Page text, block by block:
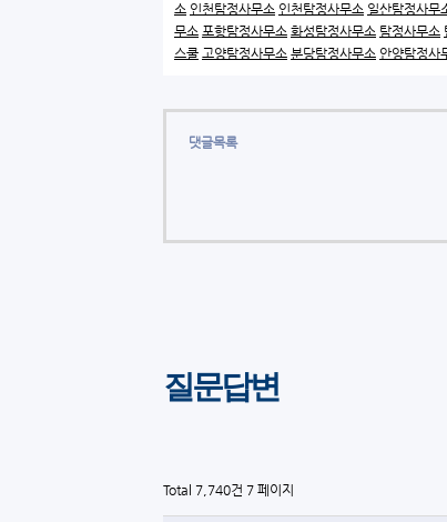
소 인천탐정사무소 인천탐정사무소 일산탐정사무
무소 포항탐정사무소 화성탐정사무소 탐정사무소
스쿨 고양탐정사무소 분당탐정사무소 안양탐정사
댓글목록
질문답변
Total 7,740건 7 페이지